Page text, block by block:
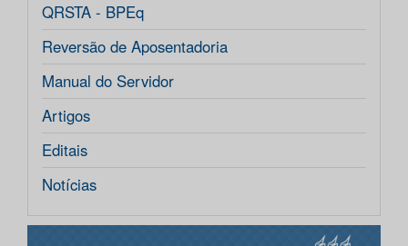
QRSTA - BPEq
Reversão de Aposentadoria
Manual do Servidor
Artigos
Editais
Notícias